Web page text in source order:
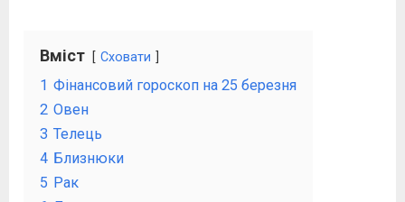
Вміст Сховати
1 Фінансовий гороскоп на 25 березня
2 Овен
3 Телець
4 Близнюки
5 Рак